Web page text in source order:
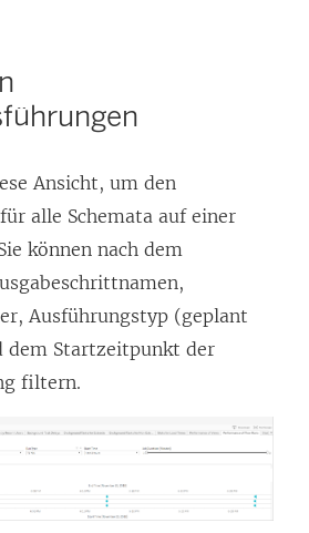
f
n
Ansicht, um den
alle Schemata auf einer
können nach dem
Ausführungstyp (geplant
dem Startzeitpunkt der
filtern.